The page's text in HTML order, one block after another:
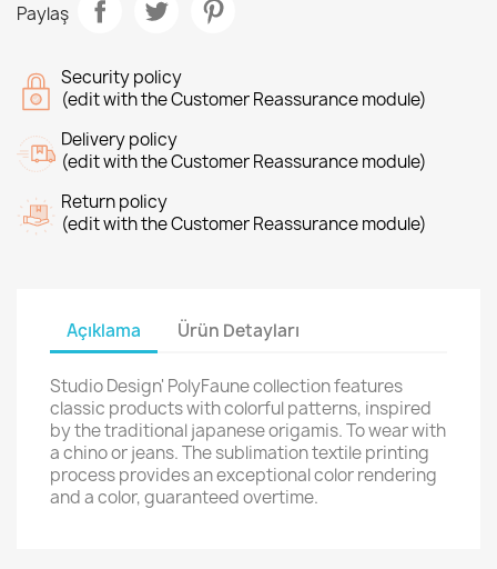
Paylaş
Security policy
(edit with the Customer Reassurance module)
Delivery policy
(edit with the Customer Reassurance module)
Return policy
(edit with the Customer Reassurance module)
Açıklama Ürün Detayları
Studio Design' PolyFaune collection features
classic products with colorful patterns, inspired
by the traditional japanese origamis. To wear with
a chino or jeans. The sublimation textile printing
process provides an exceptional color rendering
and a color, guaranteed overtime.